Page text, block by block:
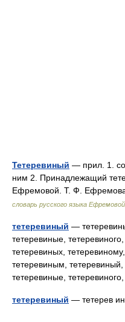
Тетеревиный — прил. 1.
ним 2. Принадлежащий
Ефремовой. Т. Ф.
словарь русского языка Ефремовой
тетеревиный —
тетеревиные,
тетеревиных,
тетеревиным, тетеревиный,
тетеревиные,
тетеревиный — тетерев